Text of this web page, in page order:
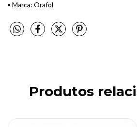
• Marca: Orafol
Produtos